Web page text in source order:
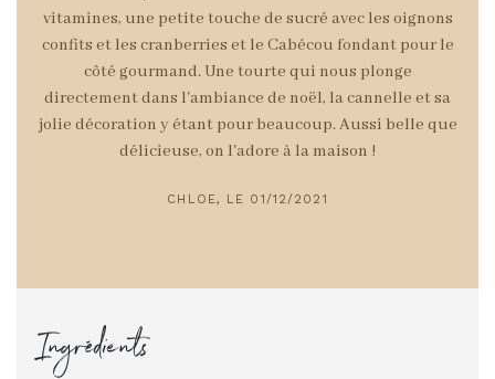
vitamines, une petite touche de sucré avec les oignons
confits et les cranberries et le Cabécou fondant pour le
côté gourmand. Une tourte qui nous plonge
directement dans l'ambiance de noël, la cannelle et sa
jolie décoration y étant pour beaucoup. Aussi belle que
délicieuse, on l'adore à la maison !
CHLOE, LE 01/12/2021
Ingrédients